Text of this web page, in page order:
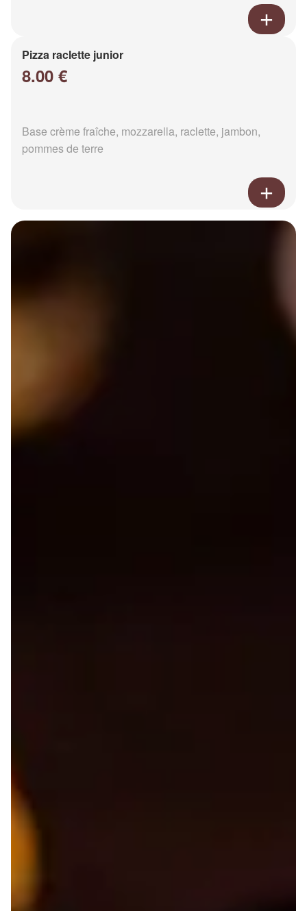
Pizza raclette junior
8.00 €
Base crème fraîche, mozzarella, raclette, jambon,
pommes de terre